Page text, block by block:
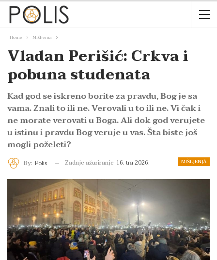
Home Mišljenja
Vladan Perišić: Crkva i
pobuna studenata
Kad god se iskreno borite za pravdu, Bog je sa
vama. Znali to ili ne. Verovali u to ili ne. Vi čak i
ne morate verovati u Boga. Ali dok god verujete
u istinu i pravdu Bog veruje u vas. Šta biste još
mogli poželeti?
MIŠLJENJA
By: Polis Zadnje ažuriranje 16. tra 2026.